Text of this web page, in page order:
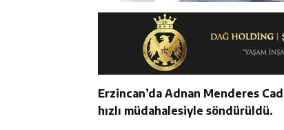
Erzincan’da Adnan Menderes
hızlı müdahalesiyle söndürüldü.